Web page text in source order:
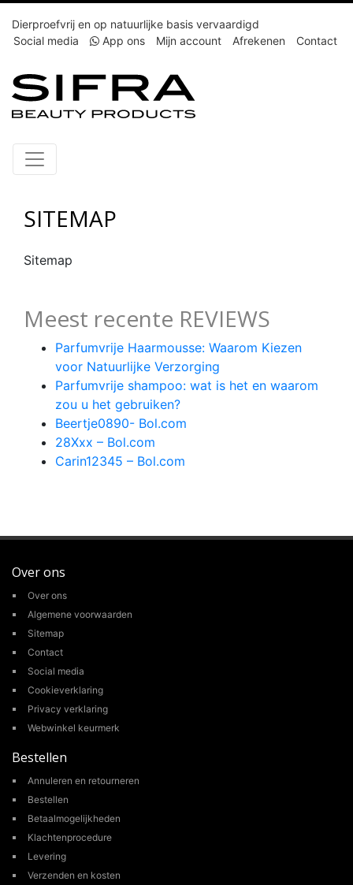
Dierproefvrij en op natuurlijke basis vervaardigd
Social media
App ons Mijn account Afrekenen Contact
SITEMAP
Sitemap
Meest recente REVIEWS
Parfumvrije Haarmousse: Waarom Kiezen
voor Natuurlijke Verzorging
Parfumvrije shampoo: wat is het en waarom
zou u het gebruiken?
Beertje0890- Bol.com
28Xxx – Bol.com
Carin12345 – Bol.com
Over ons
Over ons
Algemene voorwaarden
Sitemap
Contact
Social media
Cookieverklaring
Privacy verklaring
Webwinkel keurmerk
Bestellen
Annuleren en retourneren
Bestellen
Betaalmogelijkheden
Klachtenprocedure
Levering
Verzenden en kosten